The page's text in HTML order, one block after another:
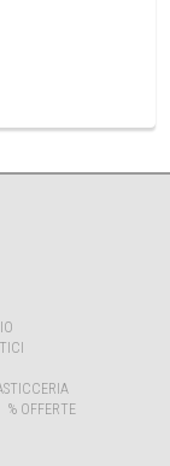
% OFFERTE